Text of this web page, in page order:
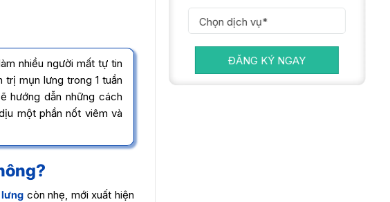
nhiều người mất tự tin
mụn lưng trong 1 tuần
hướng dẫn những cách
một phần nốt viêm và
lưng còn nhẹ, mới xuất hiện
ĐĂNG KÝ NGAY